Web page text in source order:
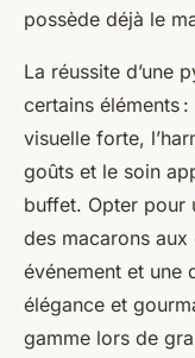
possède déjà le
La réussite d’une
certains éléments
visuelle forte,
goûts et le soin
buffet. Opter pour
des macarons
événement et une
élégance et
gamme lors de